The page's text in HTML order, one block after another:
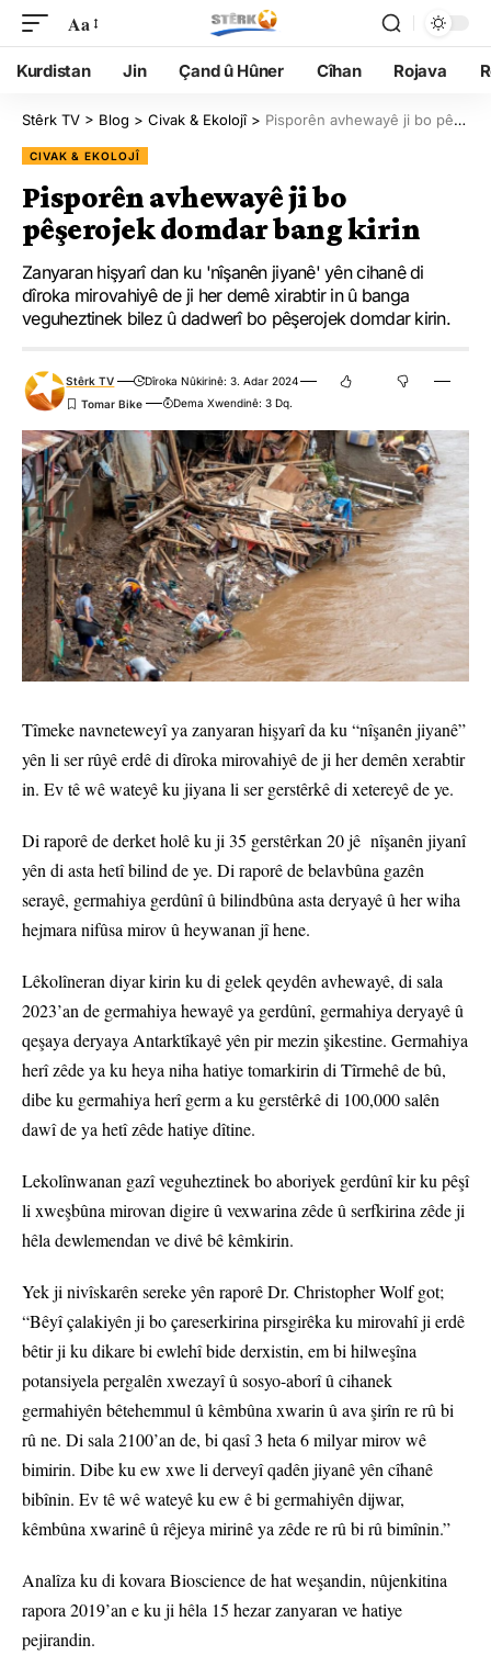
Aa
Kurdistan Jin Çand û Hûner Cîhan Rojava
Stêrk TV > Blog > Civak & Ekolojî> Pisporên avhewayê ji bo pêşerojek domdar bang kirin
CIVAK & EKOLOJÎ
Pisporên avhewayê ji bo
pêşerojek domdar bang kirin
Zanyaran hişyarî dan ku 'nîşanên jiyanê' yên cihanê di
dîroka mirovahiyê de ji her demê xirabtir in û banga
veguheztinek bilez û dadwerî bo pêşerojek domdar kirin.
Stêrk TV
Dîroka Nûkirinê: 3. Adar 2024
Dema Xwendinê: 3 Dq.
Tîmeke navneteweyî ya zanyaran hişyarî da ku “nîşanên jiyanê”
yên li ser rûyê erdê di dîroka mirovahiyê de ji her demên xerabtir
in. Ev tê wê wateyê ku jiyana li ser gerstêrkê di xetereyê de ye.
Di raporê de derket holê ku ji 35 gerstêrkan 20 jê nîşanên jiyanî
yên di asta hetî bilind de ye. Di raporê de belavbûna gazên
serayê, germahiya gerdûnî û bilindbûna asta deryayê û her wiha
hejmara nifûsa mirov û heywanan jî hene.
Lêkolîneran diyar kirin ku di gelek qeydên avhewayê, di sala
2023’an de germahiya hewayê ya gerdûnî, germahiya deryayê û
qeşaya deryaya Antarktîkayê yên pir mezin şikestine. Germahiya
herî zêde ya ku heya niha hatiye tomarkirin di Tîrmehê de bû,
dibe ku germahiya herî germ a ku gerstêrkê di 100,000 salên
dawî de ya hetî zêde hatiye dîtine.
Lekolînwanan gazî veguheztinek bo aboriyek gerdûnî kir ku pêşî
li xweşbûna mirovan digire û vexwarina zêde û serfkirina zêde ji
hêla dewlemendan ve divê bê kêmkirin.
Yek ji nivîskarên sereke yên raporê Dr. Christopher Wolf got;
“Bêyî çalakiyên ji bo çareserkirina pirsgirêka ku mirovahî ji erdê
bêtir ji ku dikare bi ewlehî bide derxistin, em bi hilweşîna
potansiyela pergalên xwezayî û sosyo-aborî û cihanek
germahiyên bêtehemmul û kêmbûna xwarin û ava şirîn re rû bi
rû ne. Di sala 2100’an de, bi qasî 3 heta 6 milyar mirov wê
bimirin. Dibe ku ew xwe li derveyî qadên jiyanê yên cîhanê
bibînin. Ev tê wê wateyê ku ew ê bi germahiyên dijwar,
kêmbûna xwarinê û rêjeya mirinê ya zêde re rû bi rû bimînin.”
Analîza ku di kovara Bioscience de hat weşandin, nûjenkitina
rapora 2019’an e ku ji hêla 15 hezar zanyaran ve hatiye
pejirandin.